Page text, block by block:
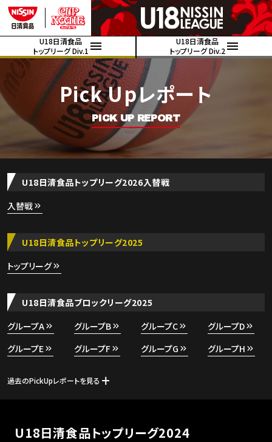
U18日清食品
トップリーグ Div.1
U18日清食品
トップリーグ Div.2
Pick Upレポート
PICK UP REPORT
U18日清食品トップリーグ2026入替戦
入替戦
U18日清食品トップリーグ2025
トップリーグ
U18日清食品ブロックリーグ2025
グループA
グループB グループC
グループD
グループE
グループF グループG グループH
過去のPickUpレポートを見る
U18日清食品トップリーグ2024